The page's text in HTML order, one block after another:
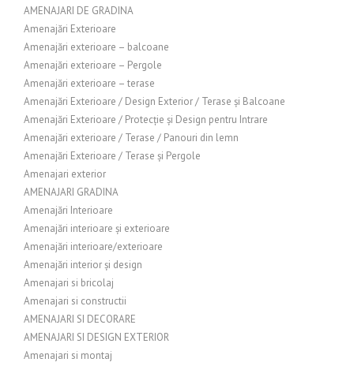
AMENAJARI DE GRADINA
Amenajări Exterioare
Amenajări exterioare – balcoane
Amenajări exterioare – Pergole
Amenajări exterioare – terase
Amenajări Exterioare / Design Exterior / Terase și Balcoane
Amenajări Exterioare / Protecție și Design pentru Intrare
Amenajări exterioare / Terase / Panouri din lemn
Amenajări Exterioare / Terase și Pergole
Amenajari exterior
AMENAJARI GRADINA
Amenajări Interioare
Amenajări interioare și exterioare
Amenajări interioare/exterioare
Amenajări interior și design
Amenajari si bricolaj
Amenajari si constructii
AMENAJARI SI DECORARE
AMENAJARI SI DESIGN EXTERIOR
Amenajari si montaj